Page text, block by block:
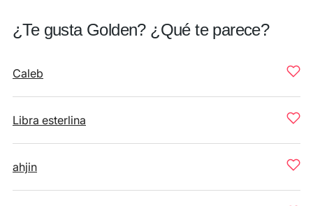
¿Te gusta Golden? ¿Qué te parece?
Caleb
Libra esterlina
ahjin